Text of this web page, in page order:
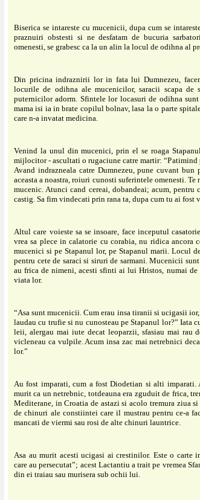
Biserica se intareste cu mucenicii, dupa cum se
praznuiri obstesti si ne desfatam de bucuria
omenesti, se grabesc ca la un alin la locul de odihna al
Din pricina indraznirii lor in fata lui Dumnezeu,
locurile de odihna ale mucenicilor, saracii scapa de
puternicilor adorm. Sfintele lor locasuri de odihna
mama isi ia in brate copilul bolnav, lasa la o parte
care n-a invatat medicina.
Venind la unul din mucenici, prin el se roaga
mijlocitor - ascultati o rugaciune catre martir: “Patimind
Avand indrazneala catre Dumnezeu, pune cuvant
aceasta a noastra, roiuri cunosti suferintele omenesti.
mucenic. Atunci cand cereai, dobandeai; acum,
castig. Sa fim vindecati prin rana ta, dupa cum tu ai fost
Altul care voieste sa se insoare, face inceputul
vrea sa plece in calatorie cu corabia, nu ridica
mucenici si pe Stapanul lor, pe Stapanul marii. Locul
pentru cete de saraci si siruri de sarmani. Mucenicii
au frica de nimeni, acesti sfinti ai lui Hristos, numai de
viata lor.
“Asa sunt mucenicii. Cum erau insa tiranii si ucigasii
laudau cu trufie si nu cunosteau pe Stapanul lor?” Iata
leii, alergau mai iute decat leoparzii, sfasiau mai rau
vicleneau ca vulpile. Acum insa zac mai netrebnici
lor.”
Au fost imparati, cum a fost Diodetian si alti imparati.
murit ca un netrebnic, totdeauna era zguduit de frica,
Mediterane, in Croatia de astazi si acolo tremura ziua
de chinuri ale constiintei care il mustrau pentru ce-a
mancati de viermi sau rosi de alte chinuri launtrice.
Asa au murit acesti ucigasi ai crestinilor. Este o carte
care au persecutat”; acest Lactantiu a trait pe vremea
din ei traiau sau murisera sub ochii lui.